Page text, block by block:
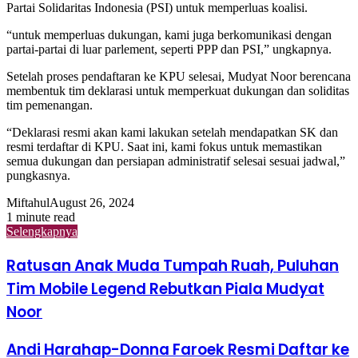
Partai Solidaritas Indonesia (PSI) untuk memperluas koalisi.
“untuk memperluas dukungan, kami juga berkomunikasi dengan
partai-partai di luar parlement, seperti PPP dan PSI,” ungkapnya.
Setelah proses pendaftaran ke KPU selesai, Mudyat Noor berencana
membentuk tim deklarasi untuk memperkuat dukungan dan soliditas
tim pemenangan.
“Deklarasi resmi akan kami lakukan setelah mendapatkan SK dan
resmi terdaftar di KPU. Saat ini, kami fokus untuk memastikan
semua dukungan dan persiapan administratif selesai sesuai jadwal,”
pungkasnya.
MiftahulAugust 26, 2024
1 minute read
Selengkapnya
Ratusan Anak Muda Tumpah Ruah, Puluhan
Tim Mobile Legend Rebutkan Piala Mudyat
Noor
Andi Harahap-Donna Faroek Resmi Daftar ke